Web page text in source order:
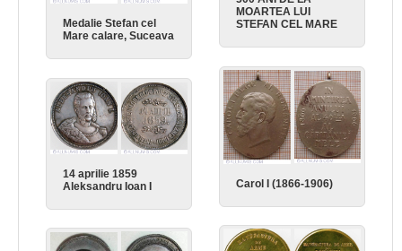
MOARTEA LUI
STEFAN CEL MARE
Medalie Stefan cel
Mare calare, Suceava
Carol I (1866-1906)
14 aprilie 1859
Aleksandru Ioan I